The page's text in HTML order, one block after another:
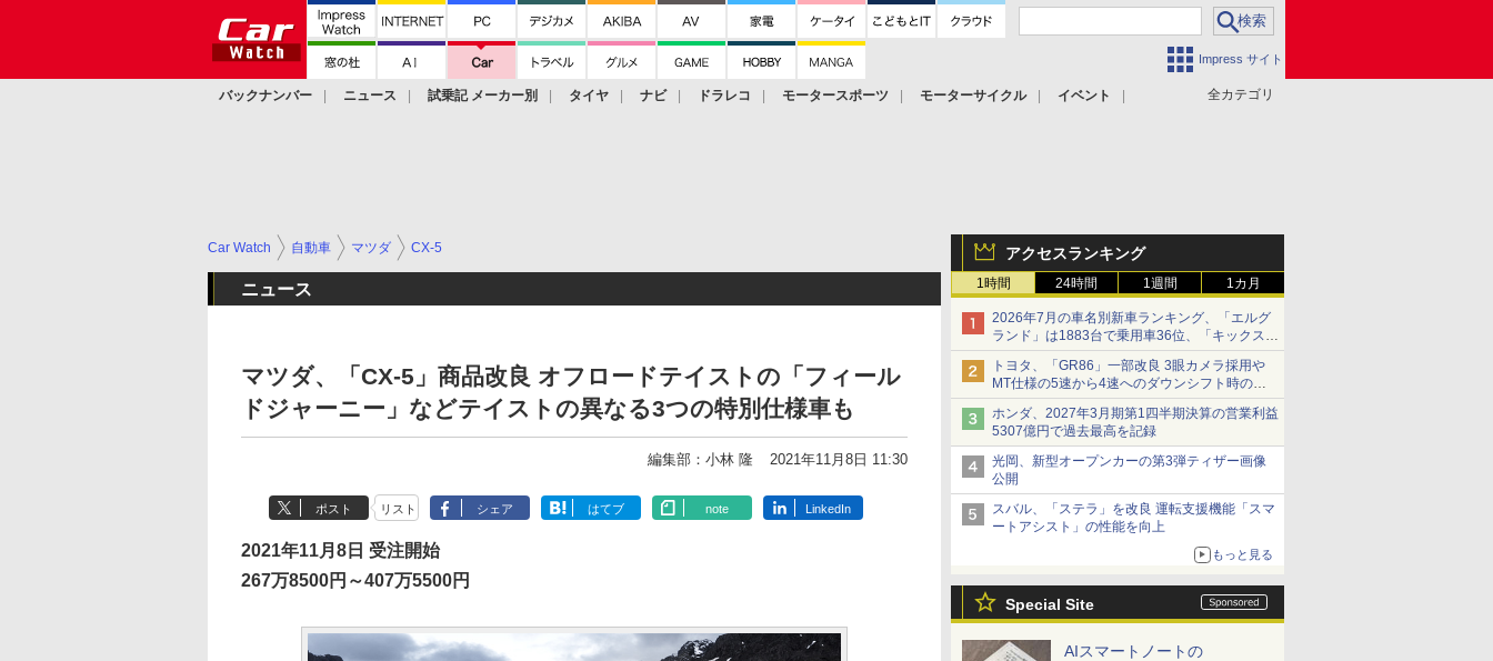
Impress サイト
全カテゴリ
バックナンバー ニュース 試乗記 メーカー別 タイヤ ナビ ドラレコ モータースポーツ モーターサイクル
イベント
アクセスランキング
1時間 24時間 1週間 1カ月
2026年7月の車名別新車ランキング、「エルグ
ランド」は1883台で乗用車36位、「キックス」
は2591台で27位に
トヨタ、「GR86」一部改良 3眼カメラ採用や
MT仕様の5速から4速へのダウンシフト時の操
作性向上など
ホンダ、2027年3月期第1四半期決算の営業利益
5307億円で過去最高を記録
光岡、新型オープンカーの第3弾ティザー画像
公開
スバル、「ステラ」を改良 運転支援機能「スマ
ートアシスト」の性能を向上
もっと見る
Special Site
AIスマートノートの
Car Watch 自動車 マツダ CX-5
ニュース
マツダ、「CX-5」商品改良 オフロードテイストの「フィール
ドジャーニー」などテイストの異なる3つの特別仕様車も
編集部：小林 隆 2021年11月8日 11:30
ポスト リスト シェア はてブ note LinkedIn
2021年11月8日 受注開始
267万8500円～407万5500円